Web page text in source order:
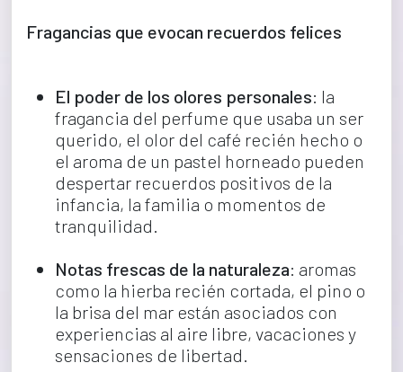
Fragancias que evocan recuerdos felices
El poder de los olores personales: la
fragancia del perfume que usaba un ser
querido, el olor del café recién hecho o
el aroma de un pastel horneado pueden
despertar recuerdos positivos de la
infancia, la familia o momentos de
tranquilidad.
Notas frescas de la naturaleza: aromas
como la hierba recién cortada, el pino o
la brisa del mar están asociados con
experiencias al aire libre, vacaciones y
sensaciones de libertad.